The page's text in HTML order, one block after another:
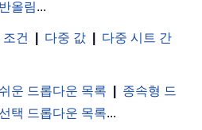
올림...
건 다중 값
다중 시트 간
쉬운 드롭다운 목록
종속형 드
택 드롭다운 목록...